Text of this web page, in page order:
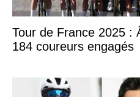
Tour de France 2025 :
184 coureurs engagés